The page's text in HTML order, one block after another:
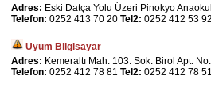
Adres: Eski Datça Yolu Üzeri Pinokyo
Telefon: 0252 413 70 20 Tel2: 0252 412 53 92
Uyum Bilgisayar
Adres: Kemeraltı Mah. 103. Sok. Birol Apt.
Telefon: 0252 412 78 81 Tel2: 0252 412 78 51